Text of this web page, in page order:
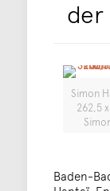
der
Simon
262,5
Baden-